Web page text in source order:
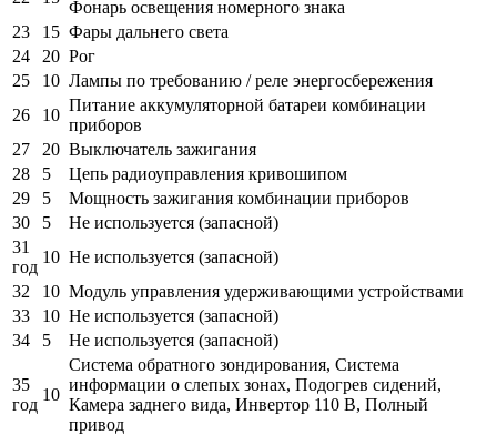
Фонарь освещения номерного знака
23
15 Фары дальнего света
24
20 Рог
25
10 Лампы по требованию / реле энергосбережения
26
10
Питание аккумуляторной батареи комбинации
приборов
27
20 Выключатель зажигания
28
5
Цепь радиоуправления кривошипом
29
5
Мощность зажигания комбинации приборов
30
5
Не используется (запасной)
31
год
10 Не используется (запасной)
32
10 Модуль управления удерживающими устройствами
33
10 Не используется (запасной)
34
5 Не используется (запасной)
35
год
10
Система обратного зондирования, Система
информации о слепых зонах, Подогрев сидений,
Камера заднего вида, Инвертор 110 В, Полный
привод